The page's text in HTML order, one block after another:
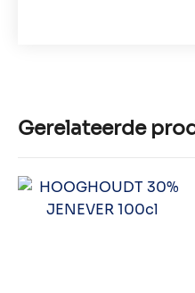
Gerelateerde